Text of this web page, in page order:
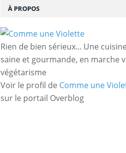
À PROPOS
Rien de bien sérieux... Une
saine et gourmande, en marche
végétarisme
Voir le profil de Comme une
sur le portail Overblog